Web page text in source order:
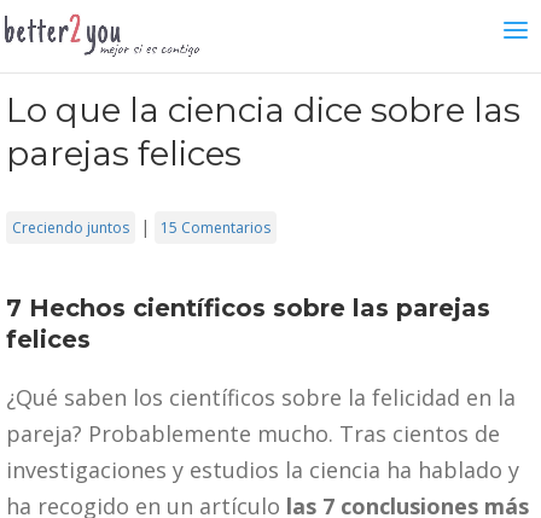
Lo que la ciencia dice sobre las
parejas felices
Creciendo juntos | 15 Comentarios
7 Hechos científicos sobre las parejas
felices
¿Qué saben los científicos sobre la felicidad en la
pareja? Probablemente mucho. Tras cientos de
investigaciones y estudios la ciencia ha hablado y
ha recogido en un artículo las 7 conclusiones más